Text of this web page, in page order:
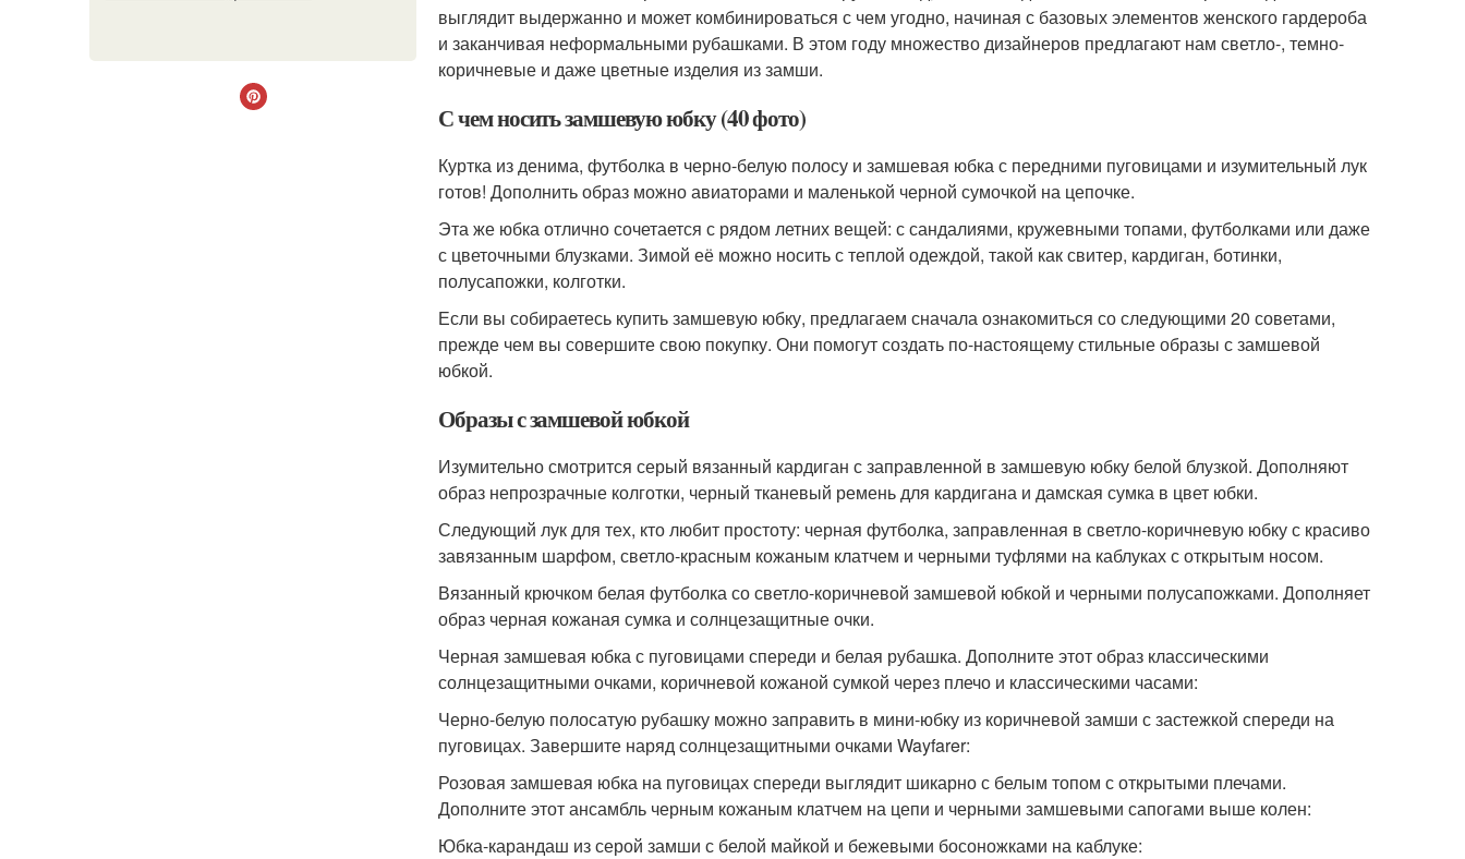
выглядит выдержанно и может комбинироваться с чем угодно, начиная с базовых элементов женского гардероба
и заканчивая неформальными рубашками. В этом году множество дизайнеров предлагают нам светло-, темно-
коричневые и даже цветные изделия из замши.
С чем носить замшевую юбку (40 фото)
Куртка из денима, футболка в черно-белую полосу и замшевая юбка с передними пуговицами и изумительный лук
готов! Дополнить образ можно авиаторами и маленькой черной сумочкой на цепочке.
Эта же юбка отлично сочетается с рядом летних вещей: с сандалиями, кружевными топами, футболками или даже
с цветочными блузками. Зимой её можно носить с теплой одеждой, такой как свитер, кардиган, ботинки,
полусапожки, колготки.
Если вы собираетесь купить замшевую юбку, предлагаем сначала ознакомиться со следующими 20 советами,
прежде чем вы совершите свою покупку. Они помогут создать по-настоящему стильные образы с замшевой
юбкой.
Образы с замшевой юбкой
Изумительно смотрится серый вязанный кардиган с заправленной в замшевую юбку белой блузкой. Дополняют
образ непрозрачные колготки, черный тканевый ремень для кардигана и дамская сумка в цвет юбки.
Следующий лук для тех, кто любит простоту: черная футболка, заправленная в светло-коричневую юбку с красиво
завязанным шарфом, светло-красным кожаным клатчем и черными туфлями на каблуках с открытым носом.
Вязанный крючком белая футболка со светло-коричневой замшевой юбкой и черными полусапожками. Дополняет
образ черная кожаная сумка и солнцезащитные очки.
Черная замшевая юбка с пуговицами спереди и белая рубашка. Дополните этот образ классическими
солнцезащитными очками, коричневой кожаной сумкой через плечо и классическими часами:
Черно-белую полосатую рубашку можно заправить в мини-юбку из коричневой замши с застежкой спереди на
пуговицах. Завершите наряд солнцезащитными очками Wayfarer:
Розовая замшевая юбка на пуговицах спереди выглядит шикарно с белым топом с открытыми плечами.
Дополните этот ансамбль черным кожаным клатчем на цепи и черными замшевыми сапогами выше колен:
Юбка-карандаш из серой замши с белой майкой и бежевыми босоножками на каблуке: